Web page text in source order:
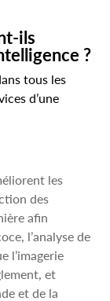
ils
?
tous les
d’une
les
des
afin
l’analyse de
l’imagerie
et
et de la